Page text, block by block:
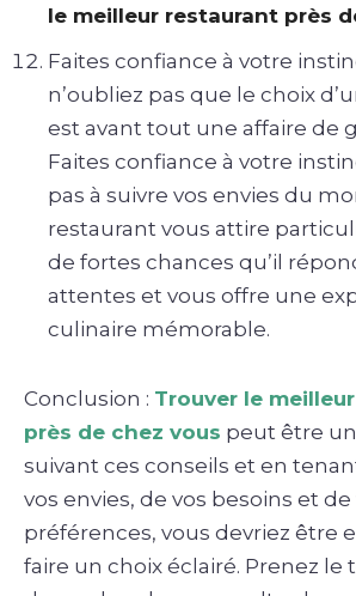
le meilleur restaurant près
Faites confiance à votre
n’oubliez pas que le choix
est avant tout une affaire de
Faites confiance à votre
pas à suivre vos envies du
restaurant vous attire
de fortes chances qu’il
attentes et vous offre une
culinaire mémorable.
Conclusion : Trouver le
près de chez vous peut être
suivant ces conseils et en
vos envies, de vos besoins et de
préférences, vous devriez être
faire un choix éclairé. Prenez le